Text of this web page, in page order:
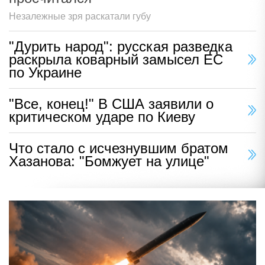
Незалежные зря раскатали губу
"Дурить народ": русская разведка
раскрыла коварный замысел ЕС
по Украине
"Все, конец!" В США заявили о
критическом ударе по Киеву
Что стало с исчезнувшим братом
Хазанова: "Бомжует на улице"